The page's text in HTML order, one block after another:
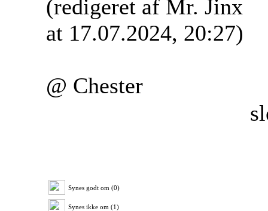
(redigeret af Mr. Jinx
at 17.07.2024, 20:27)
@ Chester
Synes godt om (0)
Synes ikke om (1)